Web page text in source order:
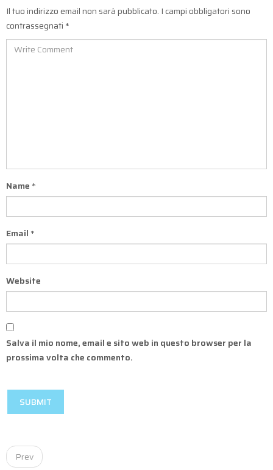
Il tuo indirizzo email non sarà pubblicato. I campi obbligatori sono
contrassegnati *
Name *
Email *
Website
Salva il mio nome, email e sito web in questo browser per la
prossima volta che commento.
P
oPrev